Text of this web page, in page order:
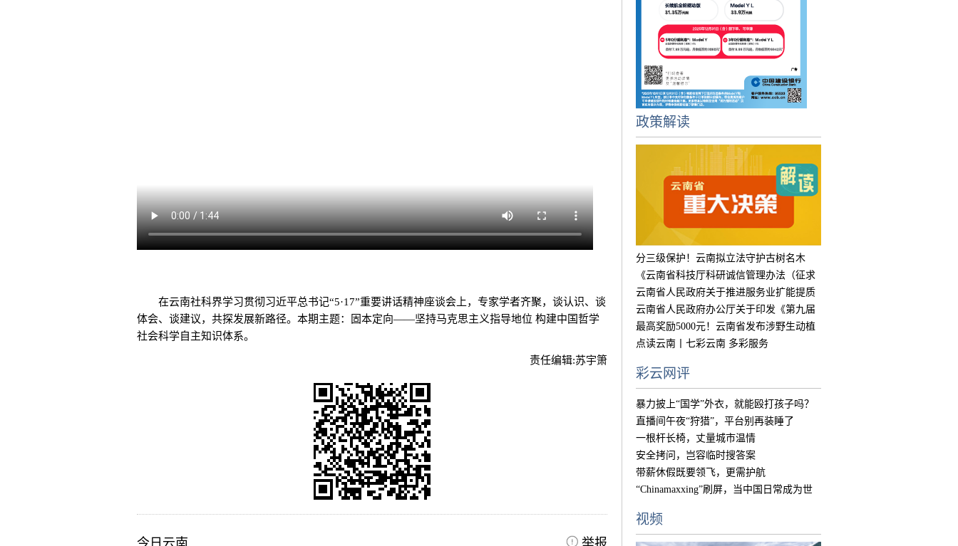
在云南社科界学习贯彻习近平总书记“5·17”重要讲话精神座谈会上，专家学者齐聚，谈认识、谈
体会、谈建议，共探发展新路径。本期主题：固本定向——坚持马克思主义指导地位 构建中国哲学
社会科学自主知识体系。
责任编辑:苏宇箫
今日云南 举报
政策解读
分三级保护！云南拟立法守护古树名木
《云南省科技厅科研诚信管理办法（征求
意见
云南省人民政府关于推进服务业扩能提质
的实
云南省人民政府办公厅关于印发《第九届
中国
最高奖励5000元！云南省发布涉野生动植
物违
点读云南丨七彩云南 多彩服务
彩云网评
暴力披上“国学”外衣，就能殴打孩子吗？
直播间午夜“狩猎”，平台别再装睡了
一根杆长椅，丈量城市温情
安全拷问，岂容临时搜答案
带薪休假既要领飞，更需护航
“Chinamaxxing”刷屏，当中国日常成为世
视频